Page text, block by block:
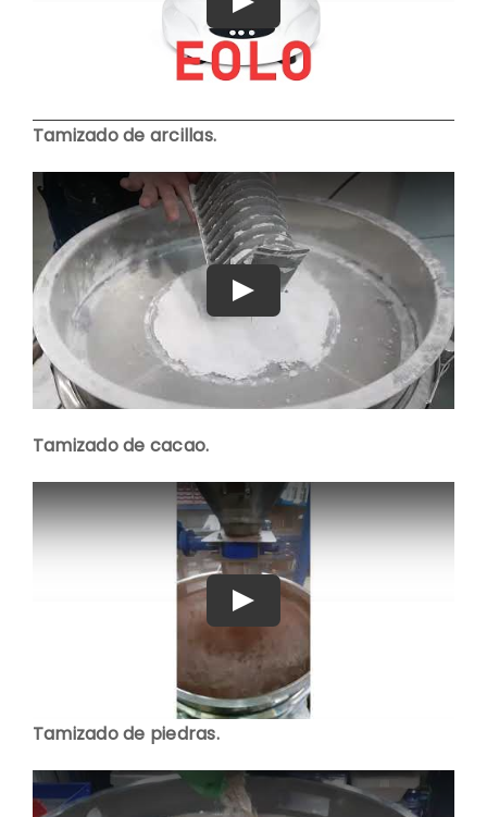
Play
Tamizado de arcillas.
Play
Tamizado de cacao.
Play
Tamizado de piedras.